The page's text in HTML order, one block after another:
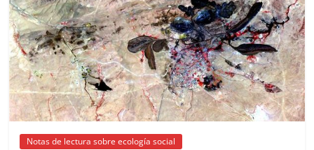
Notas de lectura sobre ecología social